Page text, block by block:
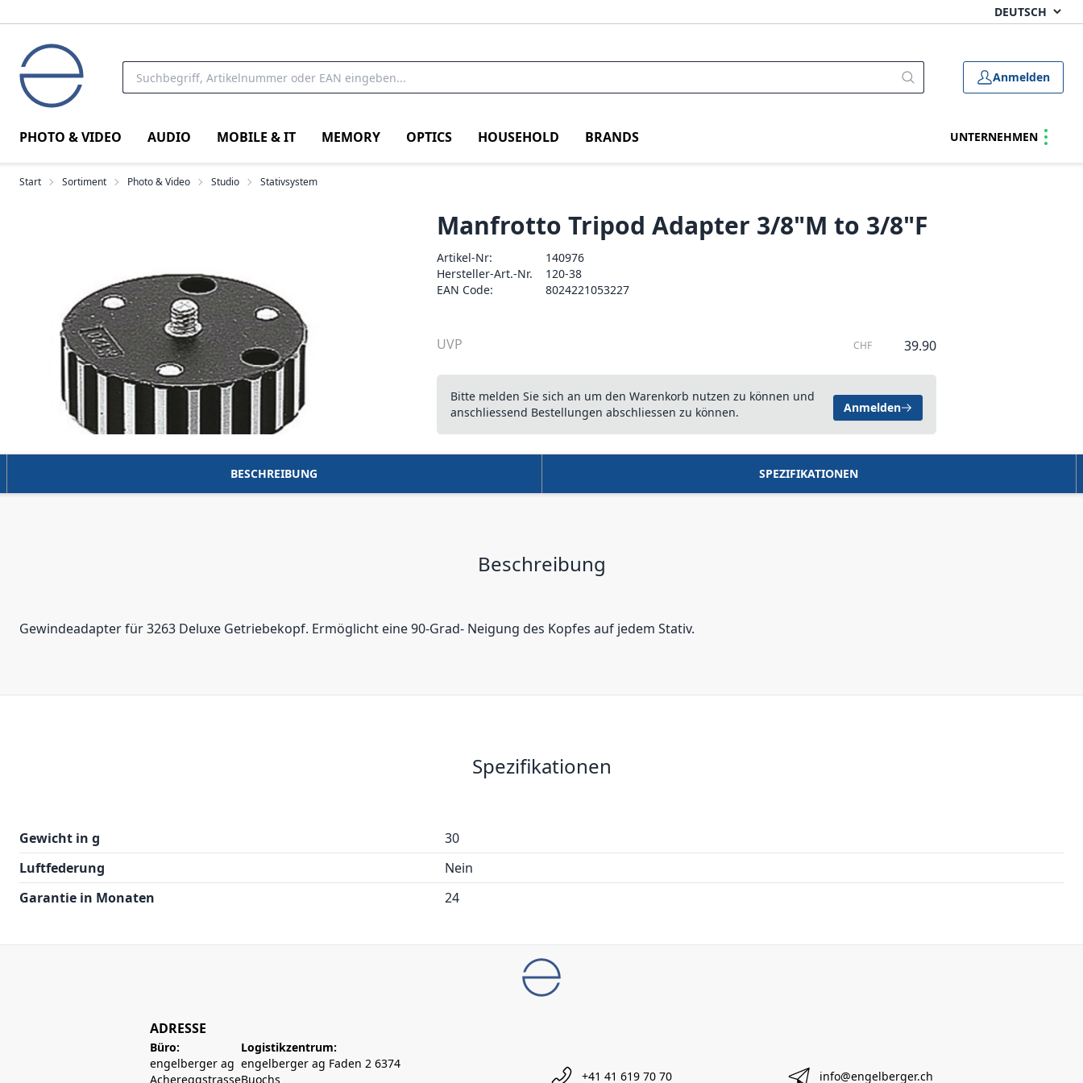
Anmelden
PHOTO & VIDEO AUDIO MOBILE & IT MEMORY OPTICS HOUSEHOLD BRANDS UNTERNEHMEN
Start Sortiment Photo & Video Studio Stativsystem
Manfrotto Tripod Adapter 3/8"M to 3/8"F
Artikel-Nr:
140976
Hersteller-Art.-Nr.
120-38
EAN Code:
8024221053227
UVP CHF 39.90
Bitte melden Sie sich an um den Warenkorb nutzen zu können und
anschliessend Bestellungen abschliessen zu können.
Anmelden
BESCHREIBUNG SPEZIFIKATIONEN
Beschreibung
Gewindeadapter für 3263 Deluxe Getriebekopf. Ermöglicht eine 90-Grad- Neigung des Kopfes auf jedem Stativ.
Spezifikationen
Gewicht in g
30
Luftfederung
Nein
Garantie in Monaten
24
ADRESSE
Büro:
engelberger ag
Achereggstrasse
Logistikzentrum:
engelberger ag Faden 2 6374
Buochs
+41 41 619 70 70 info@engelberger.ch